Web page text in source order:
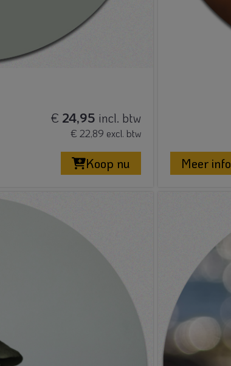
€ 24,95 incl. btw
€ 22,89 excl. btw
Koop nu Meer info